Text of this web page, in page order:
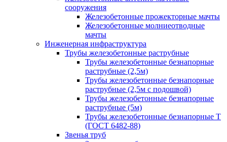
сооружения
Железобетонные прожекторные мачты
Железобетонные молниеотводные
мачты
Инженерная инфраструктура
Трубы железобетонные раструбные
Трубы железобетонные безнапорные
раструбные (2,5м)
Трубы железобетонные безнапорные
раструбные (2,5м с подошвой)
Трубы железобетонные безнапорные
раструбные (5м)
Трубы железобетонные безнапорные Т
(ГОСТ 6482-88)
Звенья труб